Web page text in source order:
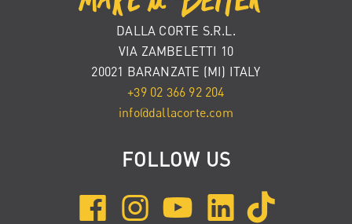
DALLA CORTE S.R.L.
VIA ZAMBELETTI 10
20021 BARANZATE (MI) ITALY
+39 02 366 92 204
info@dallacorte.com
FOLLOW US